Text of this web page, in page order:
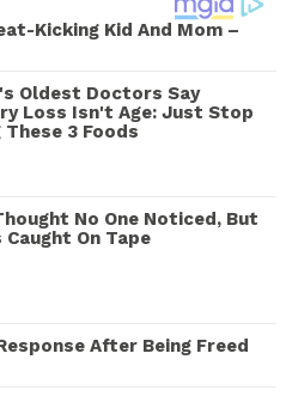
Kicking Kid And Mom –
Oldest Doctors Say
Loss Isn't Age: Just Stop
These 3 Foods
No One Noticed, But
Caught On Tape
After Being Freed